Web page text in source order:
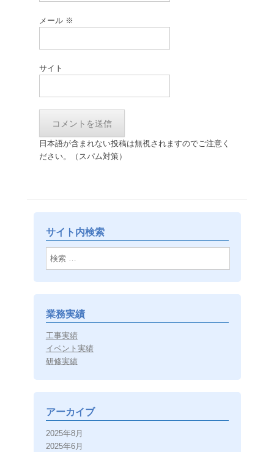
メール ※
サイト
日本語が含まれない投稿は無視されますのでご注意く
ださい。（スパム対策）
サイト内検索
検索
業務実績
工事実績
イベント実績
研修実績
アーカイブ
2025年8月
2025年6月